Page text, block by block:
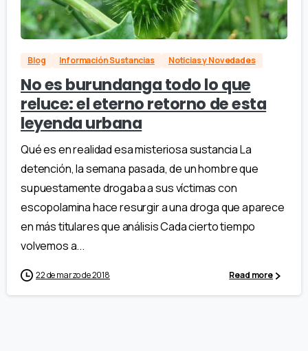
Blog Información Sustancias Noticias y Novedades
No es burundanga todo lo que
reluce: el eterno retorno de esta
leyenda urbana
Qué es en realidad esa misteriosa sustancia La
detención, la semana pasada, de un hombre que
supuestamente drogaba a sus víctimas con
escopolamina hace resurgir a una droga que aparece
en más titulares que análisis Cada cierto tiempo
volvemos a...
22 de marzo de 2018 Read more